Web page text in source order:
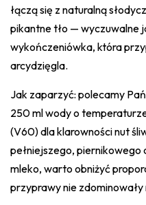
łączą się z naturalną
pikantne tło — wyczuwalne
wykończeniówka, która
arcydzięgla.
Jak zaparzyć: polecamy
250 ml wody o
(V60) dla klarowności nut
pełniejszego, piernikowego
mleko, warto obniżyć
przyprawy nie zdominowały